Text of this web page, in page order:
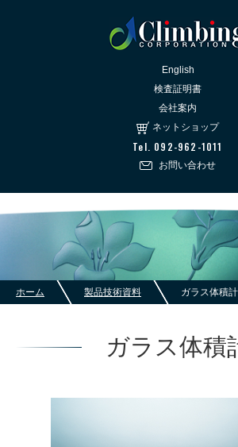
English
検査証明書
会社案内
ネットショップ
Tel. 092-962-1011
お問い合わせ
ホーム 製品技術資料 ガラス体積計
ガラス体積